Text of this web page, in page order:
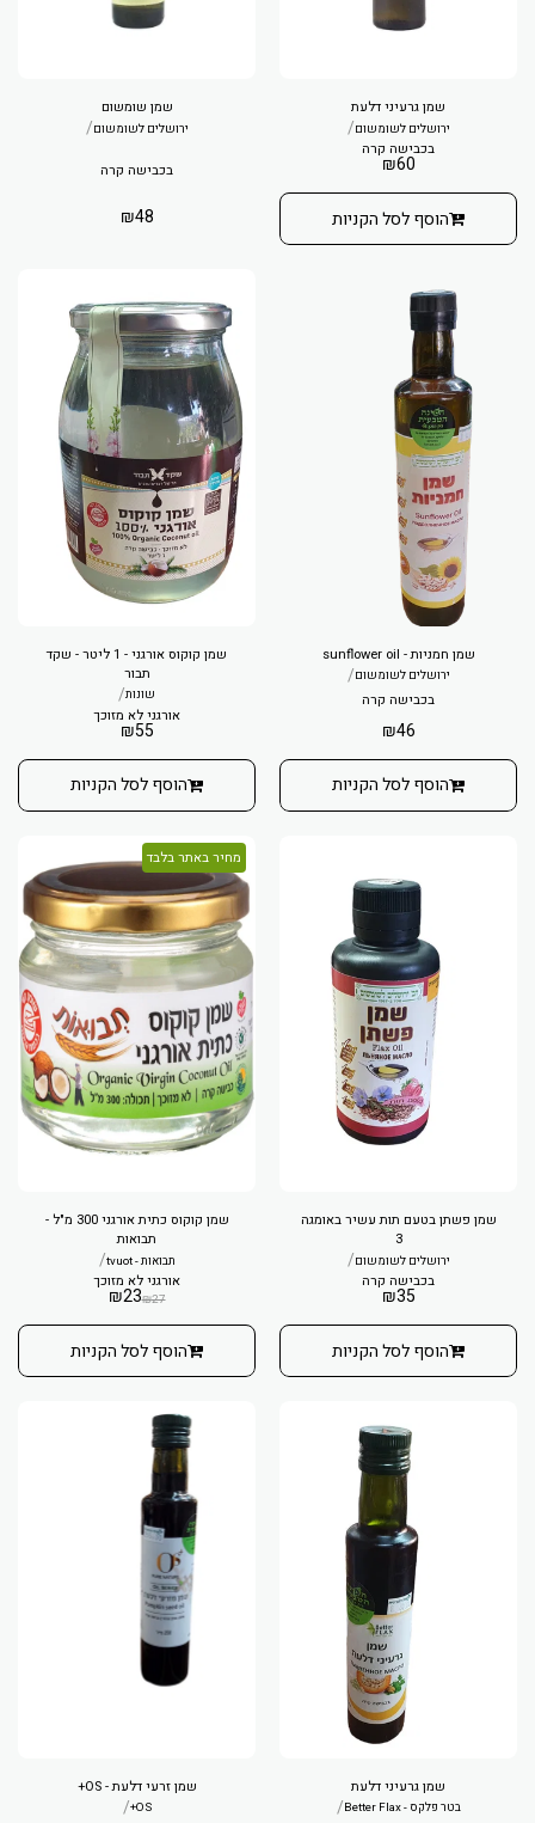
שמן גרעיני דלעת
ירושלים לשומשום/
בכבישה קרה
₪60
הוסף לסל הקניות
שמן שומשום
ירושלים לשומשום/
בכבישה קרה
₪48
שמן חמניות - sunflower oil
ירושלים לשומשום/
בכבישה קרה
₪46
הוסף לסל הקניות
שמן קוקוס אורגני - 1 ליטר - שקד
תבור
שונות/
אורגני לא מזוכך
₪55
הוסף לסל הקניות
שמן פשתן בטעם תות עשיר באומגה
3
ירושלים לשומשום/
בכבישה קרה
₪35
הוסף לסל הקניות
מחיר באתר בלבד
שמן קוקוס כתית אורגני 300 מ"ל -
תבואות
תבואות - tvuot /
אורגני לא מזוכך
₪27
₪23
הוסף לסל הקניות
שמן גרעיני דלעת
בטר פלקס - Better Flax /
שמן זרעי דלעת - OS+
OS+
/